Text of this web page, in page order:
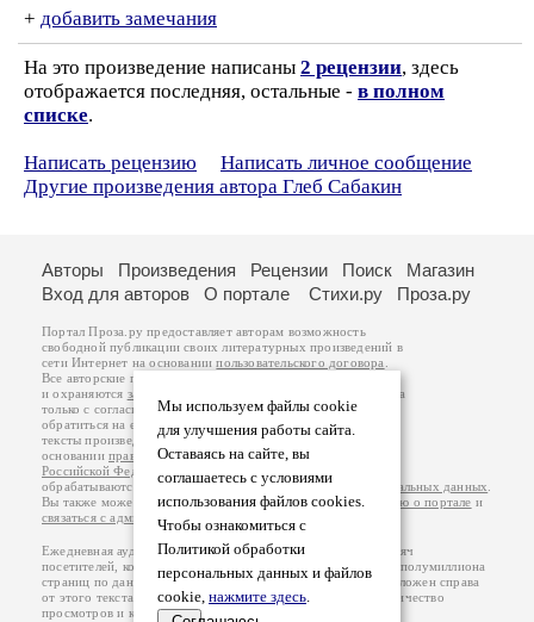
+ добавить замечания
На это произведение написаны 2 рецензии, здесь
отображается последняя, остальные - в полном
списке.
Написать рецензию
Написать личное сообщение
Другие произведения автора Глеб Сабакин
Мы используем файлы cookie
для улучшения работы сайта.
Оставаясь на сайте, вы
соглашаетесь с условиями
использования файлов cookies.
Чтобы ознакомиться с
Политикой обработки
персональных данных и файлов
cookie, нажмите здесь.
Авторы Произведения Рецензии Поиск
Магазин
Вход для авторов
О портале Стихи.ру Проза.ру
Портал Проза.ру предоставляет авторам возможность
свободной публикации своих литературных произведений в
сети Интернет на основаниипользовательского договора
Все авторские права на произведения принадлежат авторам
и охраняются законом
. Перепечатка произведений возможна
только с согласия его автора, к которому вы можете
обратиться на его авторской странице. Ответственность за
тексты произведений авторы несут самостоятельно на
основанииправил публикацииизаконодательства
Российской Федерации
обрабатываются на основанииПолитики обработки персональных данных
Вы также можете посмотреть более подробнуюинформацию о портале и
связаться с администрацией
Ежедневная аудитория портала Проза.ру – порядка 100 тысяч
посетителей, которые в общей сумме просматривают более полумиллиона
страниц по данным счетчика посещаемости, который расположен справа
от этого текста. В каждой графе указано по две цифры: количество
просмотров и количество посетителей.